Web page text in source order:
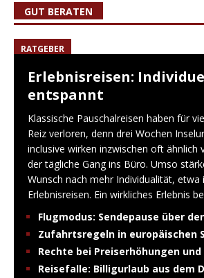
GUT BERATEN
RATGEBER
Erlebnisreisen:
entspannt
Klassische Pauschalreisen haben für
Reiz verloren, denn drei Wochen
inclusive wirken inzwischen oft ähnlich
der tägliche Gang ins Büro. Umso
Wunsch nach mehr Individualität, etwa
Erlebnisreisen. Ein wirkliches Erlebnis
Flugmodus: Sendepause über
Zufahrtsregeln in europäischen
Rechte bei Preiserhöhungen und
Reisefalle: Billigurlaub aus dem